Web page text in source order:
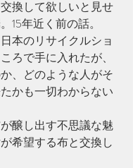
換して欲しいと見せ
15年近く前の話。
本のリサイクルショ
ろで手に入れたが、
、どのような人がそ
かも一切わからない
醸し出す不思議な魅
希望する布と交換し